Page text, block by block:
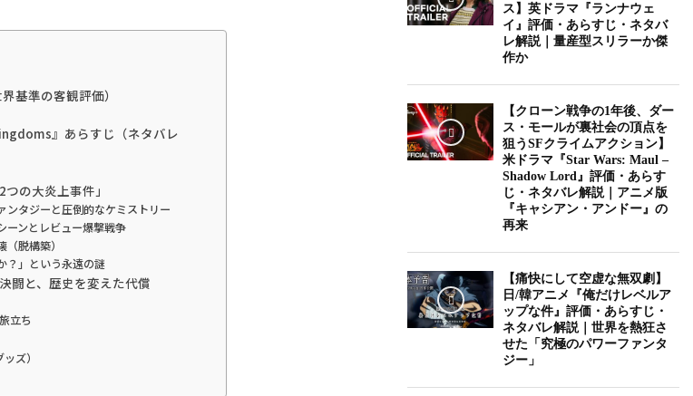
基準の客観評価）
』あらすじ（ネタバレ
の大炎上事件」
ンタジーと圧倒的なケミストリー
ーンとレビュー爆撃戦争
脱構築）
？」という永遠の謎
闘と、歴史を変えた代償
立ち
ズ）
ス】英ドラマ『ランナウェ
イ』評価・あらすじ・ネタバ
レ解説｜量産型スリラーか傑
作か
【クローン戦争の1年後、ダー
ス・モールが裏社会の頂点を
狙うSFクライムアクション】
米ドラマ『Star Wars: Maul –
Shadow Lord』評価・あらす
じ・ネタバレ解説｜アニメ版
『キャシアン・アンドー』の
再来
【痛快にして空虚な無双劇】
日/韓アニメ『俺だけレベルア
ップな件』評価・あらすじ・
ネタバレ解説｜世界を熱狂さ
せた「究極のパワーファンタ
ジー」